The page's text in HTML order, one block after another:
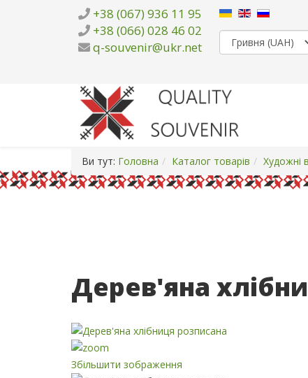
+38 (067) 936 11 95
+38 (066) 028 46 02
q-souvenir@ukr.net
Ви тут: Головна Каталог товарів Художні
Дерев'яна
Збільшити зображення